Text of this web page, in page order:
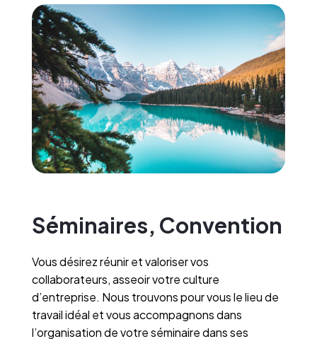
Séminaires, Convention
Vous désirez réunir et valoriser vos
collaborateurs, asseoir votre culture
d’entreprise. Nous trouvons pour vous le lieu de
travail idéal et vous accompagnons dans
l’organisation de votre séminaire dans ses